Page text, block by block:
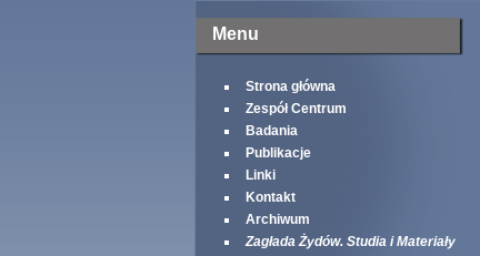
Menu
Strona główna
Zespół Centrum
Badania
Publikacje
Linki
Kontakt
Archiwum
Zagłada Żydów. Studia i Materiały